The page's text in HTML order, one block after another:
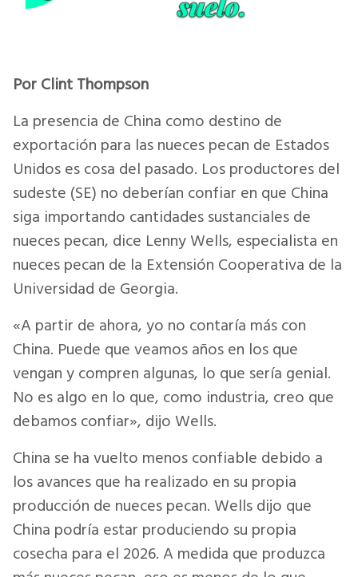
Por Clint Thompson
La presencia de China como destino de
exportación para las nueces pecan de Estados
Unidos es cosa del pasado. Los productores del
sudeste (SE) no deberían confiar en que China
siga importando cantidades sustanciales de
nueces pecan, dice Lenny Wells, especialista en
nueces pecan de la Extensión Cooperativa de la
Universidad de Georgia.
«A partir de ahora, yo no contaría más con
China. Puede que veamos años en los que
vengan y compren algunas, lo que sería genial.
No es algo en lo que, como industria, creo que
debamos confiar», dijo Wells.
China se ha vuelto menos confiable debido a
los avances que ha realizado en su propia
producción de nueces pecan. Wells dijo que
China podría estar produciendo su propia
cosecha para el 2026. A medida que produzca